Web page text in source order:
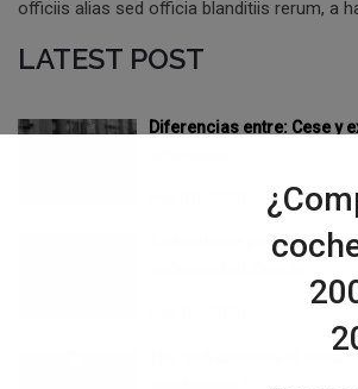
officiis alias sed officia blanditiis rerum, a
LATEST POST
Diferencias entre: Cese y
Aislamiento por